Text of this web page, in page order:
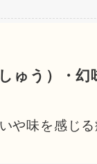
ゅう）・幻
や味を感じる